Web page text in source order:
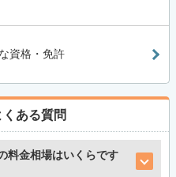
資格・免許
くある質問
料金相場はいくらです